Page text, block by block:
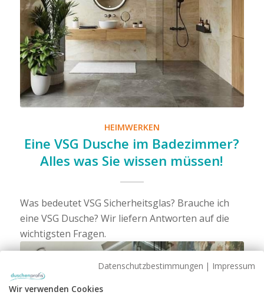
HEIMWERKEN
Eine VSG Dusche im Badezimmer?
Alles was Sie wissen müssen!
Was bedeutet VSG Sicherheitsglas? Brauche ich
eine VSG Dusche? Wir liefern Antworten auf die
wichtigsten Fragen.
Datenschutzbestimmungen | Impressum
Wir verwenden Cookies